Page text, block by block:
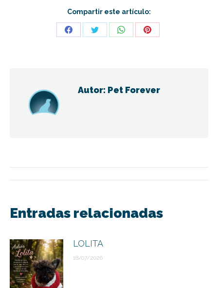
Compartir este artículo:
Share
Share
Share
Share
Autor: Pet Forever
Navegación
entre
Entradas relacionadas
LOLITA
18/07/2026